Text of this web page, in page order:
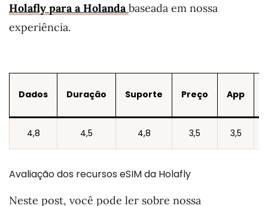
Holafly para a Holanda baseada em nossa
experiência.
Dados Duração Suporte Preço App
4,8 4,5 4,8 3,5 3,5
Avaliação dos recursos eSIM da Holafly
Neste post, você pode ler sobre nossa